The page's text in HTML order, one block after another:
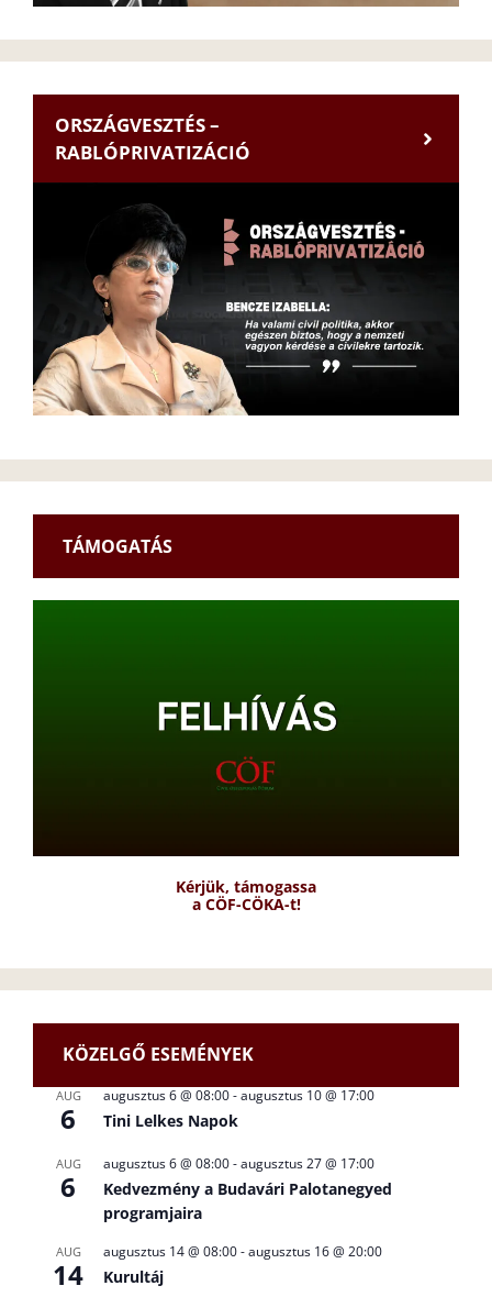
ORSZÁGVESZTÉS –
RABLÓPRIVATIZÁCIÓ
TÁMOGATÁS
Kérjük, támogassa
a CÖF-CÖKA-t!
KÖZELGŐ ESEMÉNYEK
AUG
6
augusztus 6 @ 08:00-augusztus 10 @ 17:00
Tini Lelkes Napok
AUG
6
augusztus 6 @ 08:00-augusztus 27 @ 17:00
Kedvezmény a Budavári Palotanegyed
programjaira
AUG
14
augusztus 14 @ 08:00-augusztus 16 @ 20:00
Kurultáj